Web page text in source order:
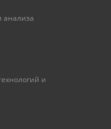
анализа
и